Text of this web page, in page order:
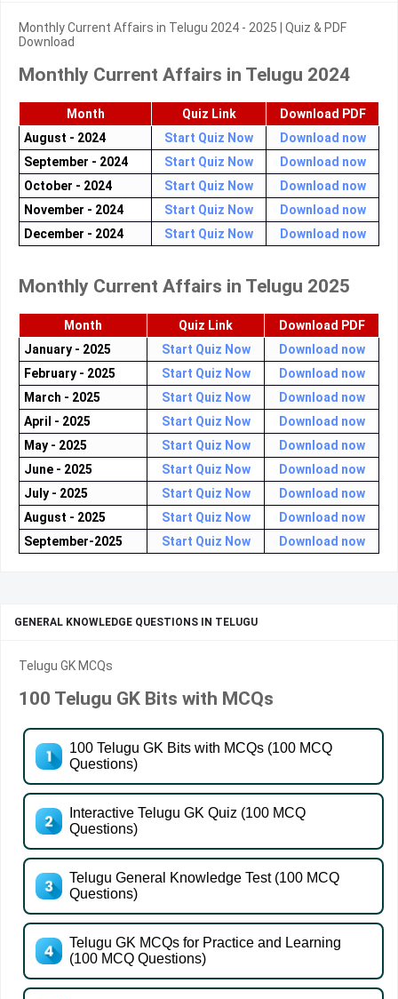
Monthly Current Affairs in Telugu 2024 - 2025 | Quiz & PDF
Download
Monthly Current Affairs in Telugu 2024
Month Quiz Link
Download PDF
August - 2024
Start Quiz Now
Download now
September - 2024
Start Quiz Now
Download now
October - 2024
Start Quiz Now
Download now
November - 2024
Start Quiz Now
Download now
December - 2024
Start Quiz Now Download now
Monthly Current Affairs in Telugu 2025
Month Quiz Link
Download PDF
January - 2025
Start Quiz Now
Download now
February - 2025
Start Quiz Now
Download now
March - 2025
Start Quiz Now
Download now
April - 2025
Start Quiz Now
Download now
May - 2025
Start Quiz Now
Download now
June - 2025
Start Quiz Now
Download now
July - 2025
Start Quiz Now
Download now
August - 2025
Start Quiz Now
Download now
September-2025
Start Quiz Now Download now
GENERAL KNOWLEDGE QUESTIONS IN TELUGU
Telugu GK MCQs
100 Telugu GK Bits with MCQs
100 Telugu GK Bits with MCQs (100 MCQ
Questions)
Interactive Telugu GK Quiz (100 MCQ
Questions)
Telugu General Knowledge Test (100 MCQ
Questions)
Telugu GK MCQs for Practice and Learning
(100 MCQ Questions)